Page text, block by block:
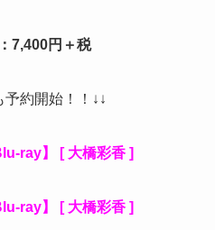
7,400円＋税
約開始！！↓↓
ray】 [ 大橋彩香 ]
ray】 [ 大橋彩香 ]